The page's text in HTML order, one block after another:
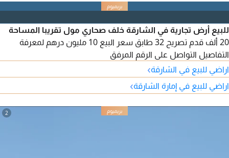
للبيع أرض تجارية في الشارقة خلف صحاري مول تقريبا المساحة
20 ألف قدم تصريح 32 طابق سعر البيع 10 مليون درهم لمعرفة
التفاصيل التواصل على الرقم المرفق
اراضي للبيع في الشارقة›
اراضي للبيع في إمارة الشارقة›
2